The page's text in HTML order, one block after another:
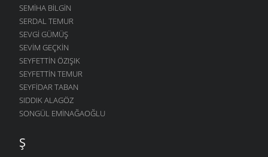
SEMIHA BILGIN
SERDAL TEMUR
SEVGI GÜMÜŞ
SEVIM GEÇKIN
SEYFETTIN ÖZIŞIK
SEYFETTIN TEMUR
SEYFIDAR TABAN
SIDDIK ALAGÖZ
SONGÜL EMINAĞAOĞLU
Ş